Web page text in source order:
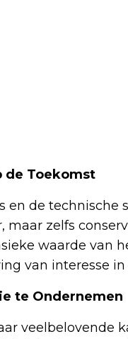
de Toekomst
de technische
maar zelfs
waarde van
van interesse
te Ondernemen
veelbelovende